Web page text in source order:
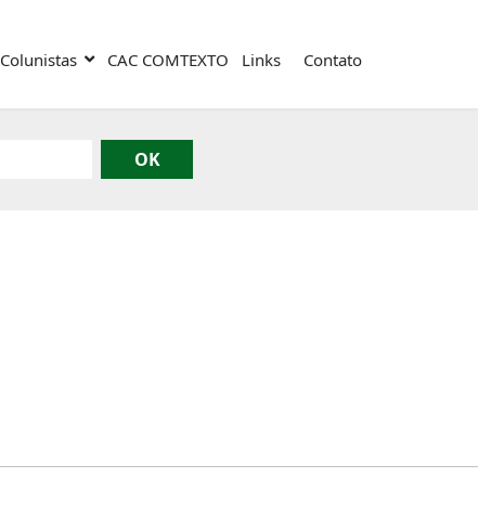
Colunistas CAC COMTEXTO Links Contato